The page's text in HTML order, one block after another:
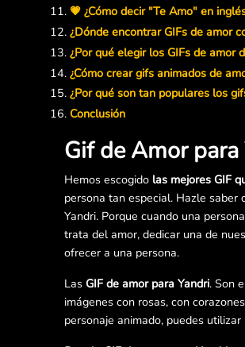
💗 ¿Cómo decir "Te Amo" en
¿Dónde encontrar GIFs de amor
¿Por qué elegir los GIFs de amor
¿Cómo crear gifs animados de
¿Por qué son tan populares los
Conclusión
Gif de Amor para
Hemos escogido las mejores GIF
persona tan especial. Hazle saber
Yandri. Porque cuando una
trata del amor, dedicar una de
ofrecer a una persona.
Las GIF de amor para Yandri. Son
imágenes con rosas, con
personaje animado, puedes